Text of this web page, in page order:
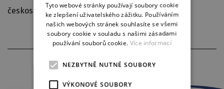
československá premiéra
PARTNEŘI DIVADLA
GERMAN
Tyto webové stránky používají soubory cookie
ke zlepšení uživatelského zážitku. Používáním
našich webových stránek souhlasíte se všemi
soubory cookie v souladu s našimi zásadami
používání souborů cookie. Více informací
NEZBYTNĚ NUTNÉ SOUBORY
VÝKONOVÉ SOUBORY